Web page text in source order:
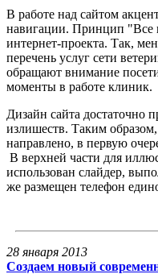
В работе над сайтом
навигации. Принцип "Все
интернет-проекта. Так,
перечень услуг сети
обращают внимание
моменты в работе клиник.
Дизайн сайта достаточно
излишеств. Таким
направлено, в первую
В верхней части для
использован слайдер,
же размещен телефон
28 января 2013
Создаем новый